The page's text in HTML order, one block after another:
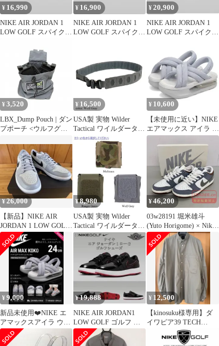
¥ 16,990
NIKE AIR JORDAN 1
LOW GOLF スパイク
¥ 16,900
NIKE AIR JORDAN 1
LOW GOLF スパイク
¥20,900
NIKE AIR JORDAN 1
LOW GOLF スパイク
¥ 3,520
LBX_Dump Pouch | ダン
プポーチ <ウルフグレ
0304
¥ 16,500
USA製 実物 Wilder
Tactical ワイルダータク
ティカル Hitman Gear
Lightweight Belt 軽量ベ
ルト グレーカラー
¥ 10,600
【未使用に近い】NIKE
エアマックス アイラ サ
ンダル グレー 26cm 厚
¥26,000
【新品】NIKE AIR
JORDAN 1 LOW GOLF
グレー黒タグ付
¥8,980
USA製 実物 Wilder
Tactical ワイルダータク
ティカル Urban Assault
Dump Pouch ダンプポー
¥46,200
03w28191 堀米雄斗
(Yuto Horigome) × Nike
SB Dunk Low Pro QS
Wolf Grey 堀米雄斗 ×
ナイキ SB ダンク ロー
プロ QS ウルフグレー
28.5cm [FQ1180-001] 黒
タグ付き
¥9,000
新品未使用❤️NIKE エ
アマックスアイラ ウル
フグレー 24cm 厚底サ
ンダル
¥19,888
NIKE AIR JORDAN1
LOW GOLF ゴルフ ブ
ラック
¥ 12,500
【kinosuku様専用】ダ
イワピア39 TECH
TRAVEL SHIRT S